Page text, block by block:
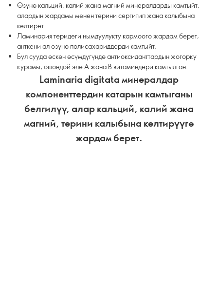
Өзүнө кальций, калий жана магний минералдарды камтыйт,
алардын жардамы менен терини сергитип жана калыбына
келтирет.
Ламинария теридеги нымдуулукту кармоого жардам берет,
анткени ал өзүнө полисахариддерди камтыйт.
Бул сууда өскөн өсүмдүгүндө антиоксиданттардын жогорку
курамы, ошондой эле А жана В витаминдери камтылган.
Laminaria digitata минералдар
компоненттердин катарын камтыганы
белгилүү, алар кальций, калий жана
магний, терини калыбына келтирүүгө
жардам берет.